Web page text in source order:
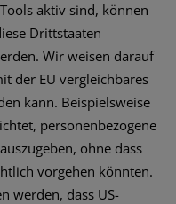
aktiv sind, können
Drittstaaten
Wir weisen darauf
der EU vergleichbares
kann. Beispielsweise
personenbezogene
ohne dass
vorgehen könnten.
werden, dass US-